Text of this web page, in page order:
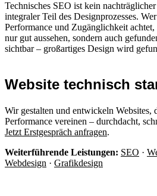
Technisches SEO ist kein
integraler Teil des Designprozesses.
Performance und Zugänglichkeit
nur gut aussehen, sondern auch
sichtbar – großartiges Design wird
Website technisch
Wir gestalten und entwickeln Websites,
Performance vereinen – durchdacht,
Jetzt Erstgespräch anfragen.
Weiterführende Leistungen: SEO ·
Webdesign · Grafikdesign